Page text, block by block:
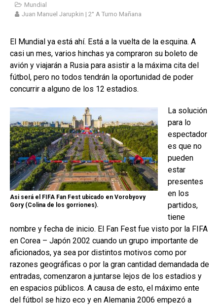
Mundial
Juan Manuel Jarupkin | 2° A Turno Mañana
El Mundial ya está ahí. Está a la vuelta de la esquina. A
casi un mes, varios hinchas ya compraron su boleto de
avión y viajarán a Rusia para asistir a la máxima cita del
fútbol, pero no todos tendrán la oportunidad de poder
concurrir a alguno de los 12 estadios.
Asi será el FIFA Fan Fest ubicado en Vorobyovy
Gory (Colina de los gorriones).
La solución
para lo
espectador
es que no
pueden
estar
presentes
en los
partidos,
tiene
nombre y fecha de inicio. El Fan Fest fue visto por la FIFA
en Corea – Japón 2002 cuando un grupo importante de
aficionados, ya sea por distintos motivos como por
razones geográficas o por la gran cantidad demandada de
entradas, comenzaron a juntarse lejos de los estadios y
en espacios públicos. A causa de esto, el máximo ente
del fútbol se hizo eco y en Alemania 2006 empezó a